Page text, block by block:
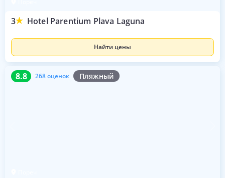
3 Hotel Parentium Plava Laguna
Найти цены
8.8 268 оценок Пляжный
8.8 268 оценок